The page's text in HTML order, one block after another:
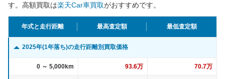
す。高額買取は楽天Car車買取がおすすめです。
年式と走行距離 最高査定額 最低査定額
2025年(1年落ち)の走行距離別買取価格
0 ～ 5,000km 93.6万 70.7万